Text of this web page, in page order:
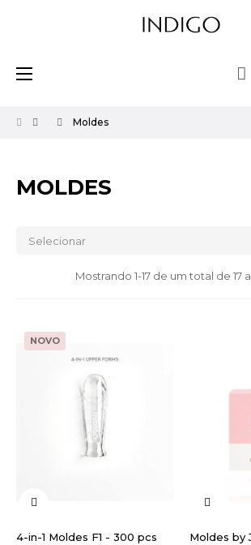
Toggle
☰
Moldes
MOLDES
Selecionar
Mostrando 1-17 de um total de 17
NOVO
4-in-1 Moldes F1 - 300 pcs
Moldes by